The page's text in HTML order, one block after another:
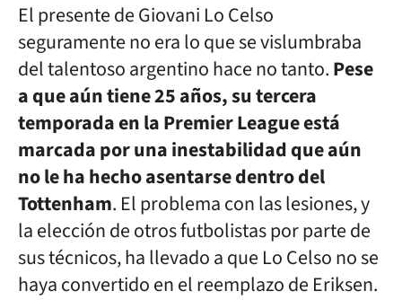
El presente de Giovani Lo Celso
seguramente no era lo que se vislumbraba
del talentoso argentino hace no tanto.Pese
a que aún tiene 25 años, su tercera
temporada en la Premier League está
marcada por una inestabilidad que aún
no le ha hecho asentarse dentro del
Tottenham. El problema con las lesiones, y
la elección de otros futbolistas por parte de
sus técnicos, ha llevado a que Lo Celso no se
haya convertido en el reemplazo de Eriksen.